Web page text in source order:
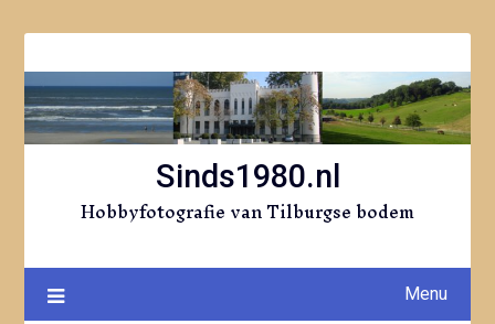
naar
inhoud
Sinds1980.nl
Hobbyfotografie van Tilburgse bodem
Menu